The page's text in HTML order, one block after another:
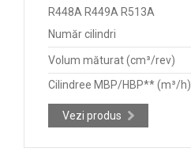
R448A R449A R513A
Număr cilindri
Volum măturat (cm³/rev)
Cilindree MBP/HBP** (m³/h)
Vezi produs